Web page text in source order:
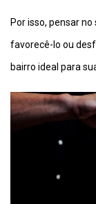
Por isso, pensar no
favorecê-lo ou
bairro ideal para